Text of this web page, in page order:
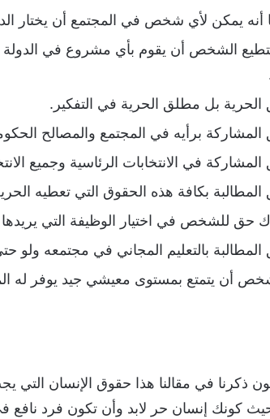
أنه يمكن لأي شخص في المجتمع أن يختار
الشخص أن يقوم بأي مشروع في الدولة
بل مطلق الحرية في التفكير.
برأيه في المجتمع والمصالح
في الانتخابات الرئاسية وجميع
بكافة هذه الحقوق التي تعطيه
حق للشخص في اختيار الوظيفة التي
بالتعليم المجاني في مجتمعه ولو
أن يتمتع بمستوى معيشي جيد يوفر له
ذكرنا في مقالنا هذا حقوق الإنسان التي
كونك إنسان حر لابد وأن تكون فرد